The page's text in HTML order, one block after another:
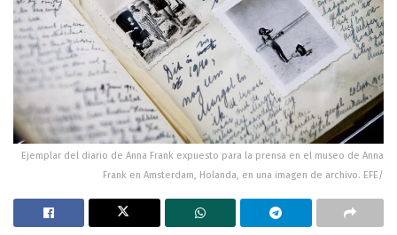
Ejemplar del diario de Anna Frank expuesto para la prensa en el museo de Anna
Frank en Amsterdam, Holanda, en una imagen de archivo. EFE/